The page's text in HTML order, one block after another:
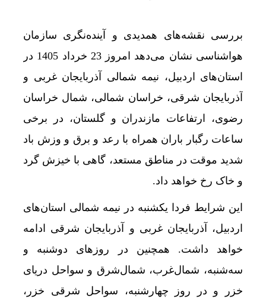
بررسی نقشه‌های همدیدی و‌ آینده‌نگری سازمان
هواشناسی نشان می‌دهد امروز 23 خرداد 1405 در
استان‌های اردبیل، نیمه شمالی آذربایجان غربی و
آذربایجان شرقی، خراسان شمالی، شمال خراسان
رضوی، ارتفاعات مازندران و گلستان، در برخی
ساعات رگبار باران همراه با رعد و برق و وزش باد
شدید موقت در مناطق مستعد، گاهی با خیزش گرد
و خاک رخ خواهد داد.
این شرایط فردا یکشنبه در نیمه شمالی استان‌های
اردبیل، آذربایجان غربی و آذربایجان شرقی ادامه
خواهد داشت. همچنین در روزهای دوشنبه و
سه‌شنبه، شمال‌غرب، شمال‌شرق و سواحل دریای
خزر و در روز چهارشنبه، سواحل شرقی خزر،